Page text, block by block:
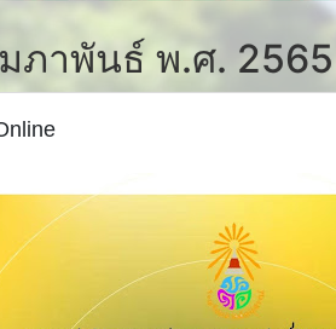
ภาพันธ์ พ.ศ. 2565